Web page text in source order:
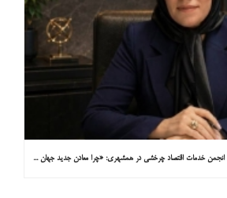
یادداشت ویژه هفته محیط‌زیست دبیر انجمن خدمات اقتصاد چرخشی در همشهری: «چرا معادن جدید جهان زیر زمین نیستند؟»